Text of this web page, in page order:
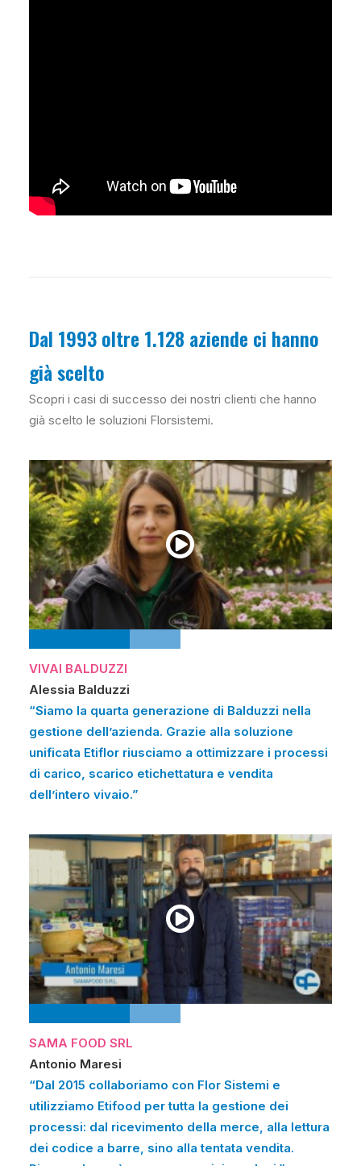
Dal 1993 oltre 1.128 aziende ci hanno
già scelto
Scopri i casi di successo dei nostri clienti che hanno
già scelto le soluzioni Florsistemi.
VIVAI BALDUZZI
Alessia Balduzzi
“Siamo la quarta generazione di Balduzzi nella
gestione dell’azienda. Grazie alla soluzione
unificata Etiflor riusciamo a ottimizzare i processi
di carico, scarico etichettatura e vendita
dell’intero vivaio.”
SAMA FOOD SRL
Antonio Maresi
“Dal 2015 collaboriamo con Flor Sistemi e
utilizziamo Etifood per tutta la gestione dei
processi: dal ricevimento della merce, alla lettura
dei codice a barre, sino alla tentata vendita.